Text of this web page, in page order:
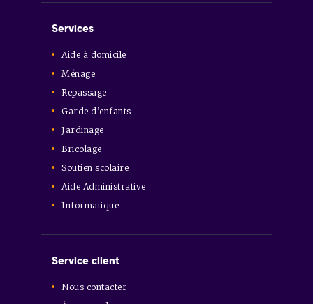
Services
Aide à domicile
Ménage
Repassage
Garde d’enfants
Jardinage
Bricolage
Soutien scolaire
Aide Administrative
Informatique
Service client
Nous contacter